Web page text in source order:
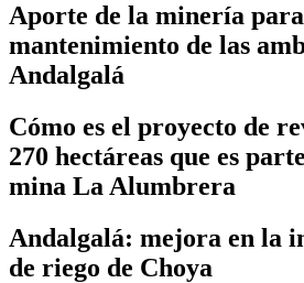
Aporte de la minería para
mantenimiento de las
Andalgalá
Cómo es el proyecto de
270 hectáreas que es
mina La Alumbrera
Andalgalá: mejora en la
de riego de Choya